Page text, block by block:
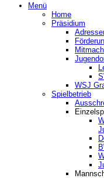
Menü
Home
Präsidium
WSJ
Spielbetrieb